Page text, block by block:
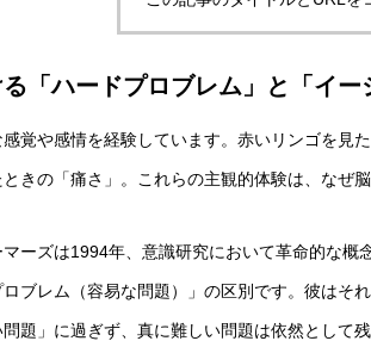
「ハードプロブレム」と「イ
覚や感情を経験しています。赤いリンゴを見
きの「痛さ」。これらの主観的体験は、なぜ
ーズは1994年、意識研究において革命的な概
ブレム（容易な問題）」の区別です。彼はそ
問題」に過ぎず、真に難しい問題は依然として